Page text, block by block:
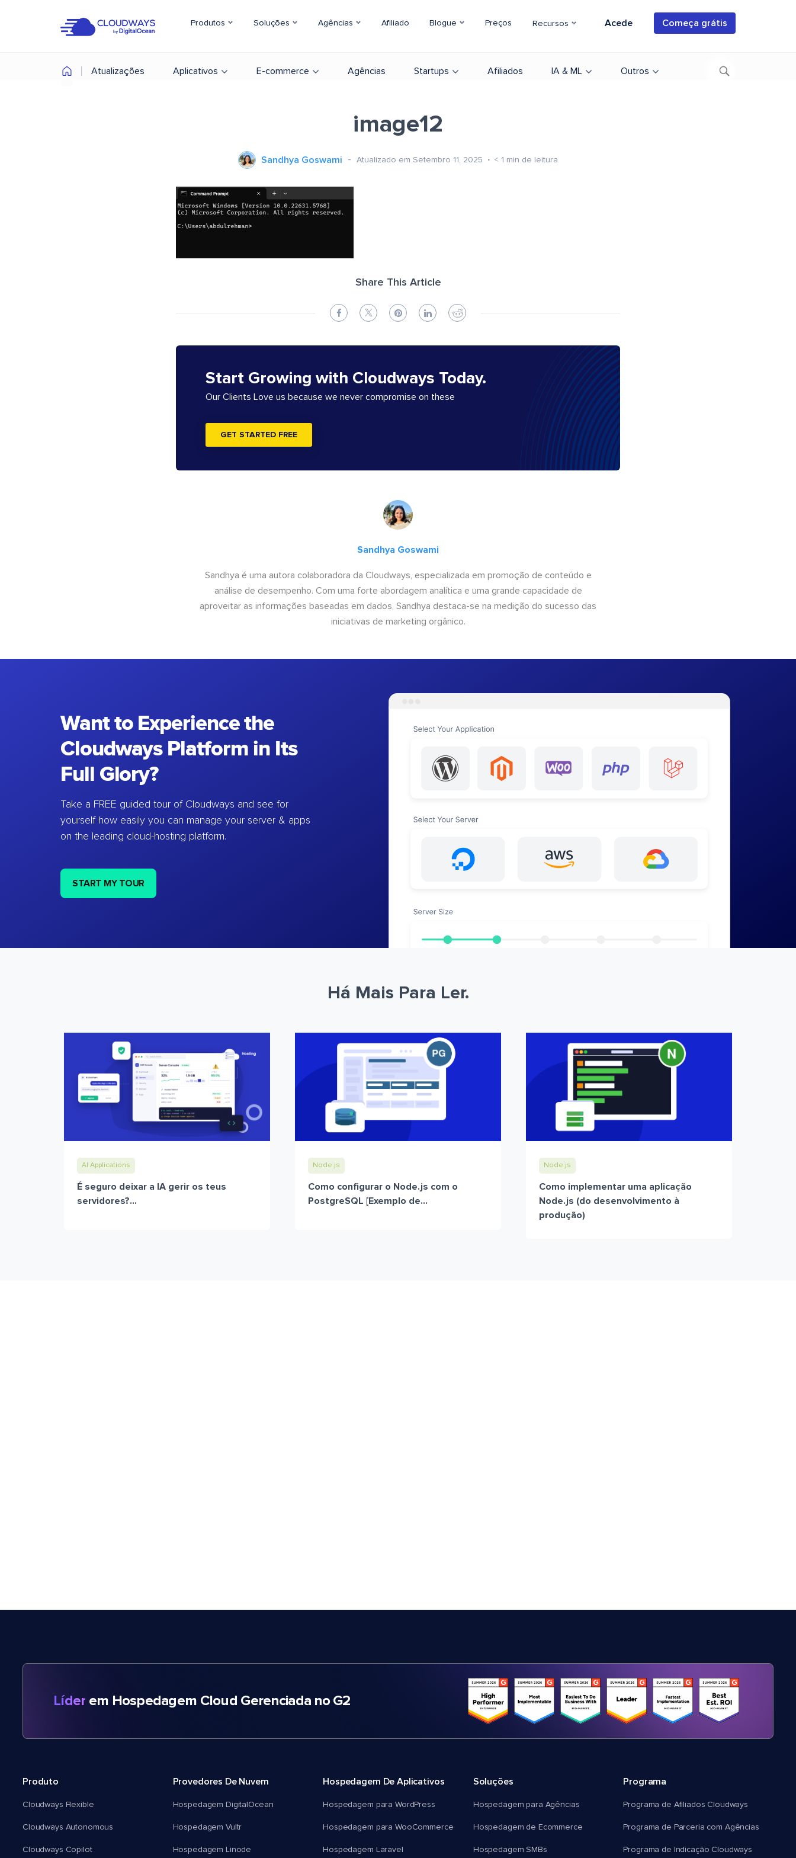
Produtos Soluções Agências Afiliado Blogue Preços Recursos Acede Começa grátis
Atualizações Aplicativos E-commerce Agências Startups Afiliados IA & ML Outros
image12
Sandhya Goswami Atualizado em Setembro 11, 2025 < 1 min de leitura
Share This Article
Start Growing with Cloudways Today.
Our Clients Love us because we never compromise on these
GET STARTED FREE
Sandhya Goswami
Sandhya é uma autora colaboradora da Cloudways, especializada em promoção de conteúdo e
análise de desempenho. Com uma forte abordagem analítica e uma grande capacidade de
aproveitar as informações baseadas em dados, Sandhya destaca-se na medição do sucesso das
iniciativas de marketing orgânico.
Want to Experience the
Cloudways Platform in Its
Full Glory?
Take a FREE guided tour of Cloudways and see for
yourself how easily you can manage your server & apps
on the leading cloud-hosting platform.
START MY TOUR
Há Mais Para Ler.
AI Applications
É seguro deixar a IA gerir os teus
servidores?...
Node.js
Como configurar o Node.js com o
PostgreSQL [Exemplo de...
Node.js
Como implementar uma aplicação
Node.js (do desenvolvimento à
produção)
Líder em Hospedagem Cloud Gerenciada no G2
Produto
Cloudways Flexible
Cloudways Autonomous
Cloudways Copilot
Provedores De Nuvem
Hospedagem DigitalOcean
Hospedagem Vultr
Hospedagem Linode
Hospedagem De Aplicativos
Hospedagem para WordPress
Hospedagem para WooCommerce
Hospedagem Laravel
Soluções
Hospedagem para Agências
Hospedagem de Ecommerce
Hospedagem SMBs
Programa
Programa de Afiliados Cloudways
Programa de Parceria com Agências
Programa de Indicação Cloudways